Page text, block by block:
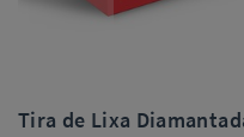
Tira de Lixa